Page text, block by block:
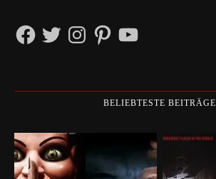
FacebookTwitterInstagramPinterestYouTube
BELIEBTESTE BEITRÄGE